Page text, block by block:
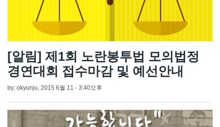
[알림] 제1회 노란봉투법 모의법정
경연대회 접수마감 및 예선안내
by: okyunju, 2015 6월 11 - 3:40오후